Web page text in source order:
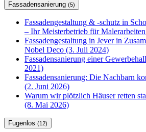
Fassadensanierung (5)
Fassadengestaltung & -schutz in
– Ihr Meisterbetrieb für
Fassadengestaltung in Jever in
Nobel Deco (3. Juli 2024)
Fassadensanierung einer
2021)
Fassadensanierung: Die Nachbarn
(2. Juni 2026)
Warum wir plötzlich Häuser retten
(8. Mai 2026)
Fugenlos (12)